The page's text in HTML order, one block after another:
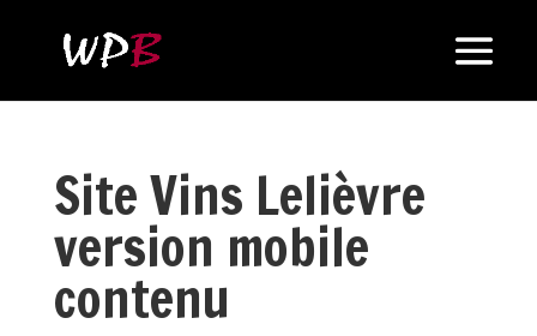
Site Vins Lelièvre
version mobile
contenu